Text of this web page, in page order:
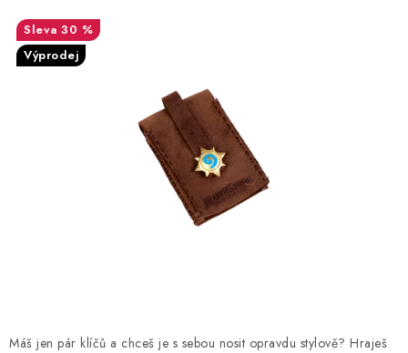
PŘEDOBJEDNÁVKY
Doprava a platba Kontakt
Máš jen pár klíčů a chceš je s sebou nosit opravdu stylově? Hraješ
30 %
Výprodej